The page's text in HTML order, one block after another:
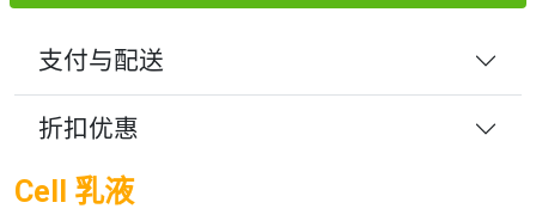
支付与配送
折扣优惠
Cell 乳液